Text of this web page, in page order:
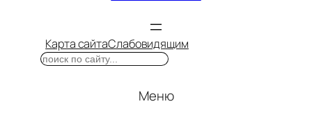
Карта сайтаСлабовидящим
Поиск
Меню